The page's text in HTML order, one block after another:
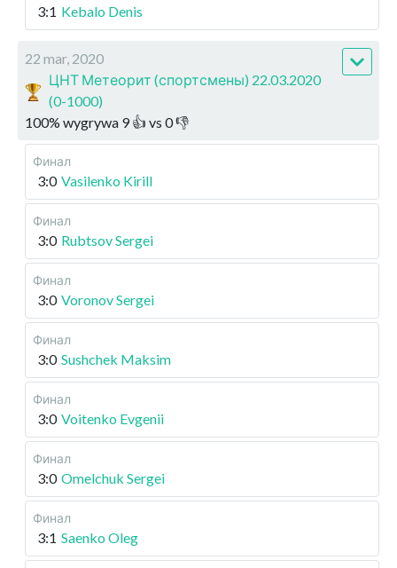
3:1 Kebalo Denis
22 mar, 2020
ЦНТ Метеорит (спортсмены) 22.03.2020
(0-1000)
100% wygrywa 9👍 vs 0👎
Финал
3:0 Vasilenko Kirill
Финал
3:0 Rubtsov Sergei
Финал
3:0 Voronov Sergei
Финал
3:0 Sushchek Maksim
Финал
3:0 Voitenko Evgenii
Финал
3:0 Omelchuk Sergei
Финал
3:1 Saenko Oleg